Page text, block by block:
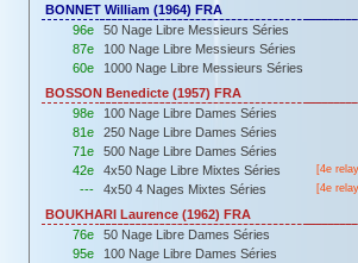
BONNET William (1964) FRA
96e
50 Nage Libre Messieurs Séries
87e
100 Nage Libre Messieurs Séries
60e
1000 Nage Libre Messieurs Séries
BOSSON Benedicte (1957) FRA
98e
100 Nage Libre Dames Séries
81e
250 Nage Libre Dames Séries
71e
500 Nage Libre Dames Séries
42e
4x50 Nage Libre Mixtes Séries [4e
--- 4x50 4 Nages Mixtes Séries [4e
BOUKHARI Laurence (1962) FRA
76e
50 Nage Libre Dames Séries
95e
100 Nage Libre Dames Séries